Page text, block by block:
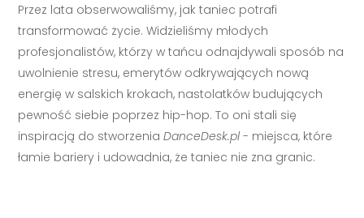
Przez lata obserwowaliśmy, jak taniec potrafi
transformować życie. Widzieliśmy młodych
profesjonalistów, którzy w tańcu odnajdywali sposób na
uwolnienie stresu, emerytów odkrywających nową
energię w salskich krokach, nastolatków budujących
pewność siebie poprzez hip-hop. To oni stali się
inspiracją do stworzeniaDanceDesk.pl - miejsca, które
łamie bariery i udowadnia, że taniec nie zna granic.